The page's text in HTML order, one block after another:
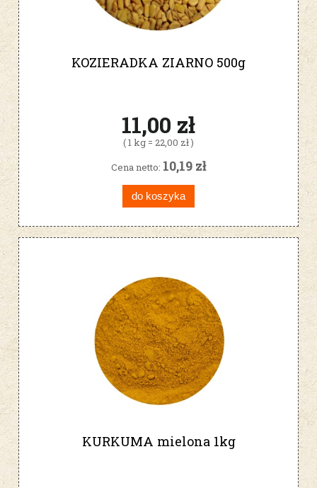
KOZIERADKA ZIARNO 500g
11,00 zł
( 1 kg = 22,00 zł )
Cena netto: 10,19 zł
do koszyka
KURKUMA mielona 1kg